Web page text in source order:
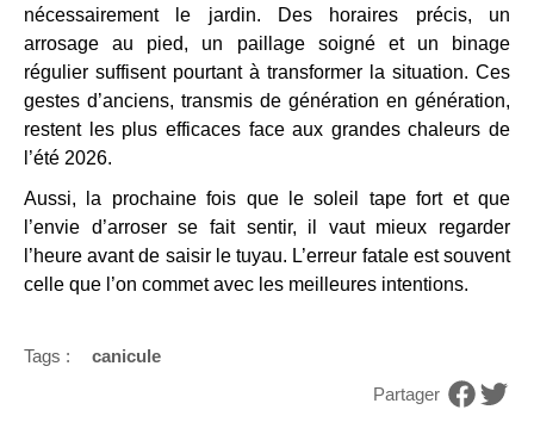
nécessairement le jardin. Des horaires précis, un
arrosage au pied, un paillage soigné et un binage
régulier suffisent pourtant à transformer la situation. Ces
gestes d’anciens, transmis de génération en génération,
restent les plus efficaces face aux grandes chaleurs de
l’été 2026.
Aussi, la prochaine fois que le soleil tape fort et que
l’envie d’arroser se fait sentir, il vaut mieux regarder
l’heure avant de saisir le tuyau. L’erreur fatale est souvent
celle que l’on commet avec les meilleures intentions.
Tags :
canicule
Partager